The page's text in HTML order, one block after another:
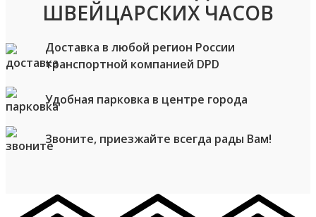
ШВЕЙЦАРСКИХ ЧАСОВ
Доставка в любой регион России
транспортной компанией DPD
Удобная парковка в центре города
Звоните, приезжайте всегда рады Вам!